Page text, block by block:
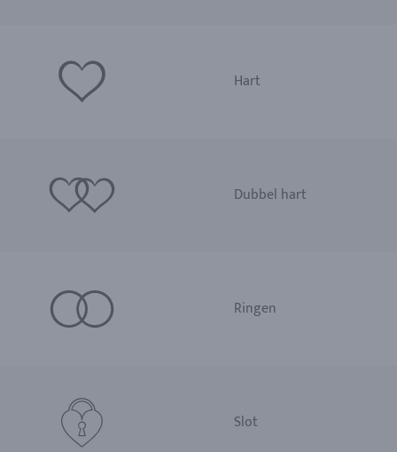
Hart
Dubbel hart
Ringen
Slot